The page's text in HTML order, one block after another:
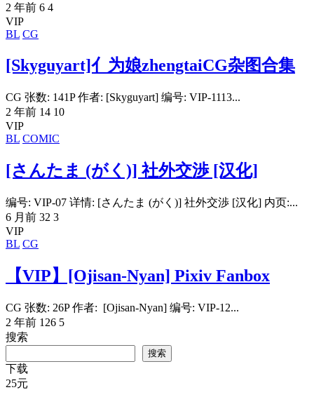
2 年前 6 4
VIP
BL CG
[Skyguyart]亻为娘zhengtaiCG杂图合集
CG 张数: 141P 作者: [Skyguyart] 编号: VIP-1113...
2 年前 14 10
VIP
BL COMIC
[さんたま (がく)] 社外交渉 [汉化]
编号: VIP-07 详情: [さんたま (がく)] 社外交渉 [汉化] 内页:...
6 月前 32 3
VIP
BL CG
【VIP】[Ojisan-Nyan] Pixiv Fanbox
CG 张数: 26P 作者: [Ojisan-Nyan] 编号: VIP-12...
2 年前 126 5
搜索
搜索
下载
25元